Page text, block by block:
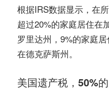
根据IRS数据显示，在
超过20%的家庭居住在
罗里达州，9%的家庭
在德克萨斯州。
美国遗产税，50%